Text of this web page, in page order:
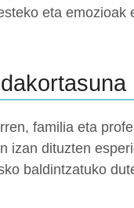
eta
familia eta
izan dituzten
baldintzatuko